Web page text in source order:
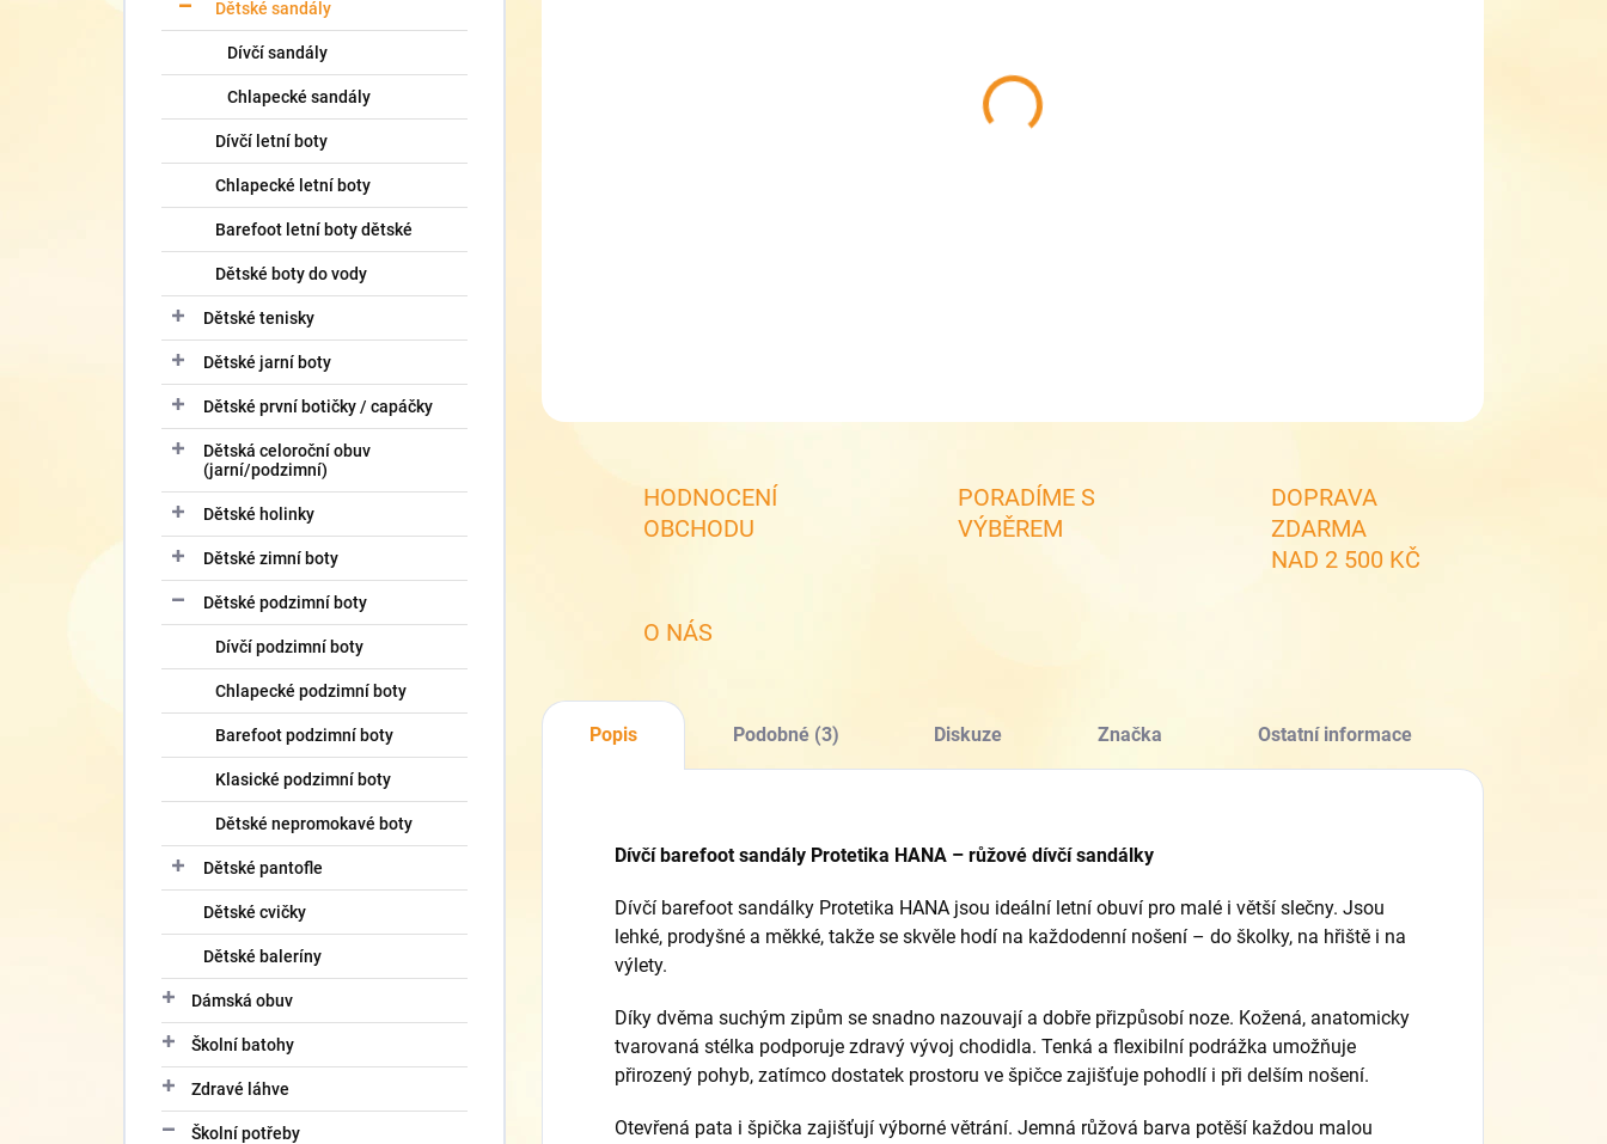
Dětské sandály
Dívčí sandály
Chlapecké sandály
Dívčí letní boty
Chlapecké letní boty
Barefoot letní boty dětské
Dětské boty do vody
Dětské tenisky
Dětské jarní boty
Dětské první botičky / capáčky
Dětská celoroční obuv
(jarní/podzimní)
Dětské holinky
Dětské zimní boty
Dětské podzimní boty
Dívčí podzimní boty
Chlapecké podzimní boty
Barefoot podzimní boty
Klasické podzimní boty
Dětské nepromokavé boty
Dětské pantofle
Dětské cvičky
Dětské baleríny
Dámská obuv
Školní batohy
Zdravé láhve
Školní potřeby
HODNOCENÍ
OBCHODU
PORADÍME S
VÝBĚREM
DOPRAVA
ZDARMA
NAD 2 500 KČ
O NÁS
Popis Podobné (3) Diskuze Značka Ostatní informace
Dívčí barefoot sandály Protetika HANA – růžové dívčí sandálky
Dívčí barefoot sandálky Protetika HANA jsou ideální letní obuví pro malé i větší slečny. Jsou
lehké, prodyšné a měkké, takže se skvěle hodí na každodenní nošení – do školky, na hřiště i na
výlety.
Díky dvěma suchým zipům se snadno nazouvají a dobře přizpůsobí noze. Kožená, anatomicky
tvarovaná stélka podporuje zdravý vývoj chodidla. Tenká a flexibilní podrážka umožňuje
přirozený pohyb, zatímco dostatek prostoru ve špičce zajišťuje pohodlí i při delším nošení.
Otevřená pata i špička zajišťují výborné větrání. Jemná růžová barva potěší každou malou